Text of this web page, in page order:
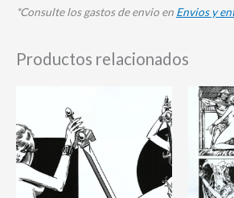
*Consulte los gastos de envio en Envios y
Productos relacionados